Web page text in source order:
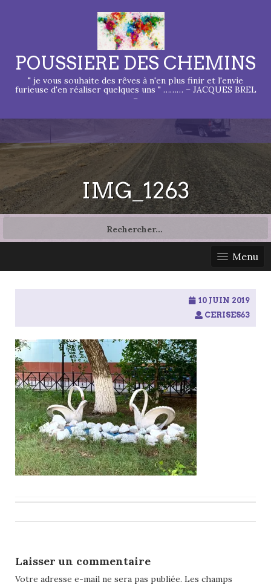
POUSSIERE DES CHEMINS
" je vous souhaite des rêves à n'en plus finir et l'envie
furieuse d'en réaliser quelques uns " ……… – JACQUES BREL
–
IMG_1263
Menu
10 JUIN 2019
CERISES63
navigation
Laisser un commentaire
Votre adresse e-mail ne sera pas publiée. Les champs